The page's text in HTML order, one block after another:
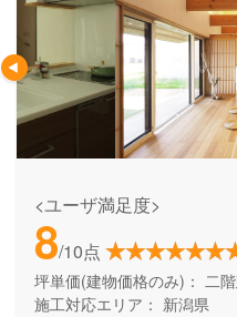
<ユーザ満足度>
8/10点
坪単価(建物価格のみ)： 二
施工対応エリア： 新潟県